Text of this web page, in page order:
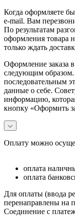
Когда оформляете
e-mail. Вам
По результатам
оформления товара
только ждать
Оформление заказа
следующим
последовательным
данные о себе.
информацию,
кнопку «Оформить
Оплату можно
оплата
оплата
Для оплаты (ввода
перенаправлены
Соединение с